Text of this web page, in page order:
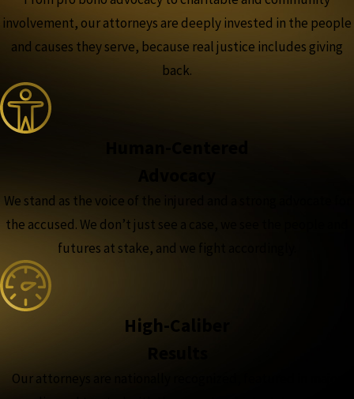
involvement, our attorneys are deeply invested in the people
and causes they serve, because real justice includes giving
back.
We stand as the voice of the injured and a strong advocate for
the accused. We don’t just see a case, we see the people and
futures at stake, and we fight accordingly.
High-Caliber
Our attorneys are nationally recognized, featured in major